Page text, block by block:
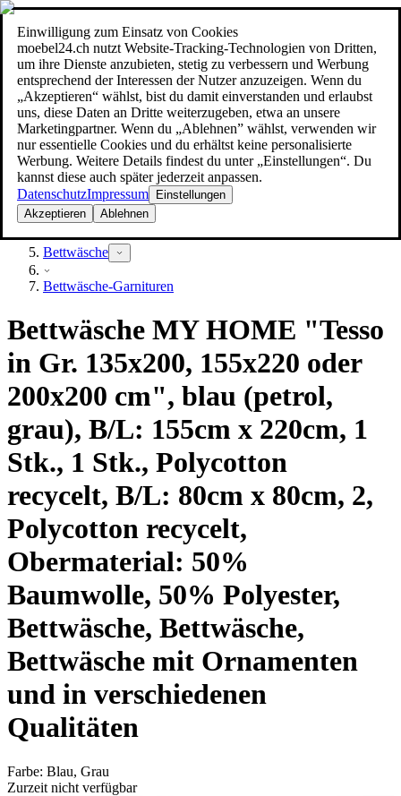
Einwilligung zum Einsatz von Cookies
moebel24.ch nutzt Website-Tracking-Technologien von Dritten,
um ihre Dienste anzubieten, stetig zu verbessern und Werbung
entsprechend der Interessen der Nutzer anzuzeigen. Wenn du
„Akzeptieren“ wählst, bist du damit einverstanden und erlaubst
uns, diese Daten an Dritte weiterzugeben, etwa an unsere
Marketingpartner. Wenn du „Ablehnen” wählst, verwenden wir
nur essentielle Cookies und du erhältst keine personalisierte
Werbung. Weitere Details findest du unter „Einstellungen“. Du
kannst diese auch später jederzeit anpassen.
DatenschutzImpressum
Einstellungen
Akzeptieren
Ablehnen
Suche
moebel dir den besten Preis!moebel dir den besten Preis!
Heimtextilien
Bettwäsche
Bettwäsche-Garnituren
Bettwäsche MY HOME "Tesso
in Gr. 135x200, 155x220 oder
200x200 cm", blau (petrol,
grau), B/L: 155cm x 220cm, 1
Stk., 1 Stk., Polycotton
recycelt, B/L: 80cm x 80cm, 2,
Polycotton recycelt,
Obermaterial: 50%
Baumwolle, 50% Polyester,
Bettwäsche, Bettwäsche,
Bettwäsche mit Ornamenten
und in verschiedenen
Qualitäten
Farbe: Blau, Grau
Zurzeit nicht verfügbar